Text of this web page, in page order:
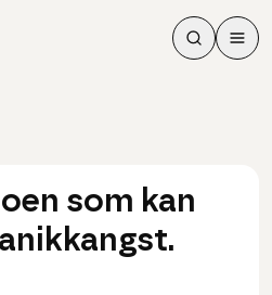
Søk
Søk
Meny
som kan